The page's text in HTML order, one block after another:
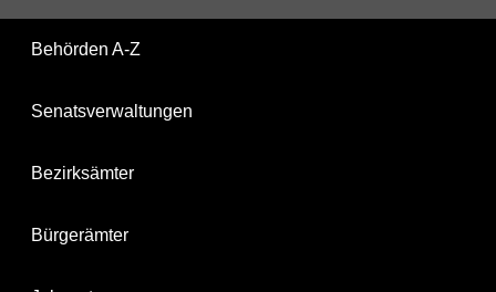
Behörden A-Z
Senatsverwaltungen
Bezirksämter
Bürgerämter